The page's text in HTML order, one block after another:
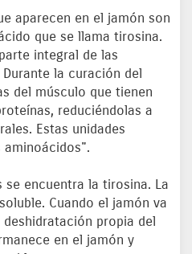
aparecen en el jamón son
que se llama tirosina.
integral de las
la curación del
del músculo que tienen
reduciéndolas a
Estas unidades
se encuentra la tirosina. La
Cuando el jamón va
propia del
en el jamón y